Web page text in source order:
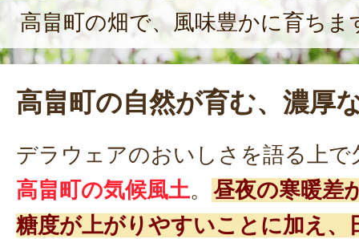
高畠町の畑で、風味豊かに育ちま
高畠町の自然が育む、濃厚
デラウェアのおいしさを語る上
高畠町の気候風土。 昼夜の寒暖差
糖度が上がりやすいことに加え、